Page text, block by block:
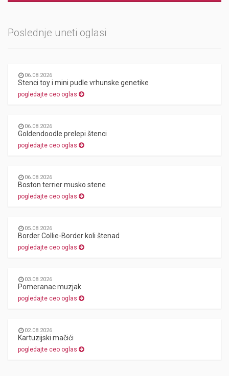
Poslednje uneti oglasi
06.08.2026
Stenci toy i mini pudle vrhunske genetike
pogledajte ceo oglas
06.08.2026
Goldendoodle prelepi štenci
pogledajte ceo oglas
06.08.2026
Boston terrier musko stene
pogledajte ceo oglas
05.08.2026
Border Collie-Border koli štenad
pogledajte ceo oglas
03.08.2026
Pomeranac muzjak
pogledajte ceo oglas
02.08.2026
Kartuzijski mačići
pogledajte ceo oglas